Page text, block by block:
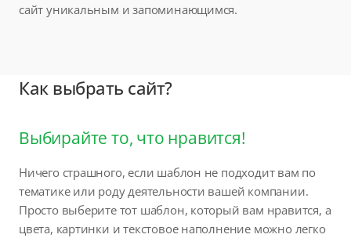
сайт уникальным и запоминающимся.
Как выбрать сайт?
Выбирайте то, что нравится!
Ничего страшного, если шаблон не подходит вам по
тематике или роду деятельности вашей компании.
Просто выберите тот шаблон, который вам нравится, а
цвета, картинки и текстовое наполнение можно легко